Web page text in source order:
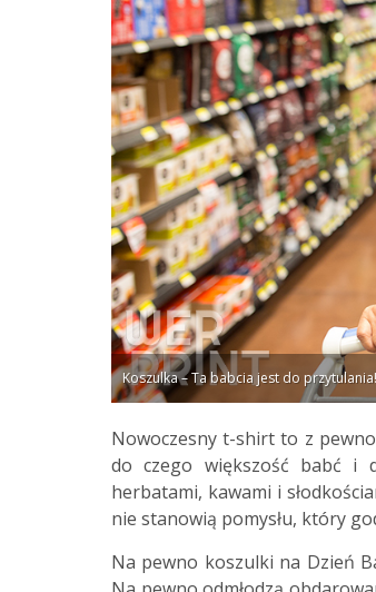
Koszulka – Ta babcia jest do przytulania!
Nowoczesny t-shirt to z
do czego większość babć i
herbatami, kawami i
nie stanowią pomysłu, który
Na pewno koszulki na Dzień